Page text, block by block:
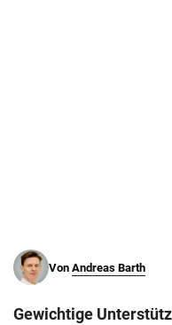
Von Andreas Barth
Gewichtige